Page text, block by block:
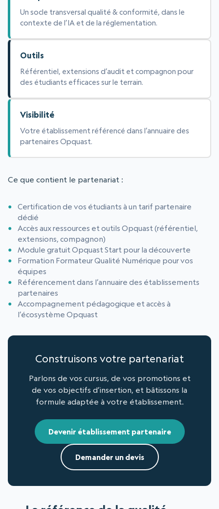
Un socle transversal qualité & conformité, dans le
contexte de l’IA et de la réglementation.
Outils
Référentiel, extensions d’audit et compagnon pour
des étudiants efficaces sur le terrain.
Visibilité
Votre établissement référencé dans l’annuaire des
partenaires Opquast.
Ce que contient le partenariat :
Certification de vos étudiants à un tarif partenaire
dédié
Accès aux ressources et outils Opquast (référentiel,
extensions, compagnon)
Module gratuit Opquast Start pour la découverte
Formation Formateur Qualité Numérique pour vos
équipes
Référencement dans l’annuaire des établissements
partenaires
Accompagnement pédagogique et accès à
l’écosystème Opquast
Construisons votre partenariat
Parlons de vos cursus, de vos promotions et
de vos objectifs d’insertion, et bâtissons la
formule adaptée à votre établissement.
Devenir établissement partenaire
Demander un devis